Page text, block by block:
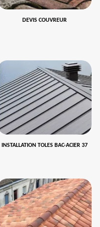
DEVIS COUVREUR
INSTALLATION TOLES BAC-ACIER 37